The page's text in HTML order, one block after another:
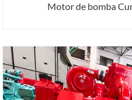
Motor de bomba